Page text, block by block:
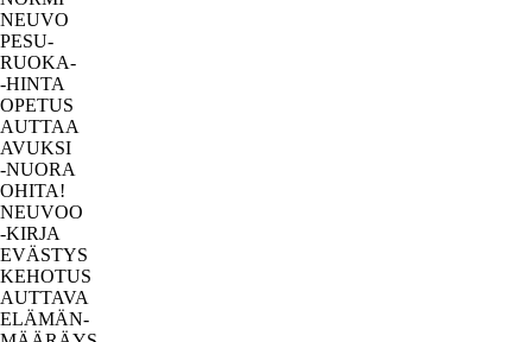
NEUVO
PESU-
RUOKA-
-HINTA
OPETUS
AUTTAA
AVUKSI
-NUORA
OHITA!
NEUVOO
-KIRJA
EVÄSTYS
KEHOTUS
AUTTAVA
ELÄMÄN-